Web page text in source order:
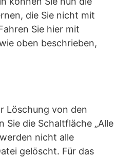
die Sie nicht mit
Sie hier mit
oben beschrieben,
Löschung von den
Sie die Schaltfläche „Alle
nicht alle
gelöscht. Für das